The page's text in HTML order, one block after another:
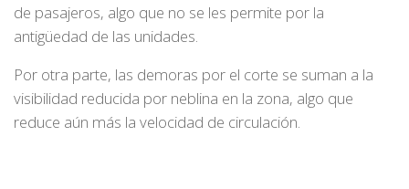
de pasajeros, algo que no se les permite por la
antigüedad de las unidades.
Por otra parte, las demoras por el corte se suman a la
visibilidad reducida por neblina en la zona, algo que
reduce aún más la velocidad de circulación.